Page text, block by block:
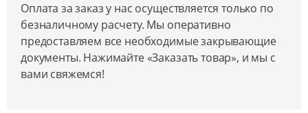
Оплата за заказ у нас осуществляется только по
безналичному расчету. Мы оперативно
предоставляем все необходимые закрывающие
документы. Нажимайте «Заказать товар», и мы с
вами свяжемся!